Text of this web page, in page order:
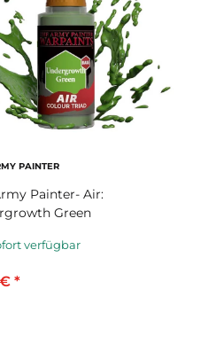
PAINTER
Painter- Air:
Green
verfügbar
*